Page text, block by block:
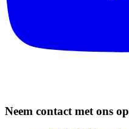
Neem contact met ons op